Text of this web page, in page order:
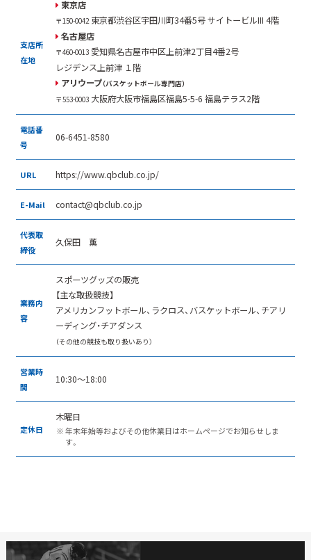
支店所
在地
東京店
〒150-0042東京都渋谷区宇田川町34番5号サイトービルIII 4階
名古屋店
〒460-0013 愛知県名古屋市中区上前津2丁目4番2号
レジデンス上前津 １階
アリウープ（バスケットボール専門店）
〒553-0003 大阪府大阪市福島区福島5-5-6福島テラス2階
電話番
号
06-6451-8580
URL https://www.qbclub.co.jp/
E-Mail contact@qbclub.co.jp
代表取
締役
久保田 薫
業務内
容
スポーツグッズの販売
【主な取扱競技】
アメリカンフットボール、ラクロス、バスケットボール、チアリ
ーディング・チアダンス
（その他の競技も取り扱いあり）
営業時
間
10:30～18:00
定休日
木曜日
年末年始等およびその他休業日はホームページでお知らせしま
す。